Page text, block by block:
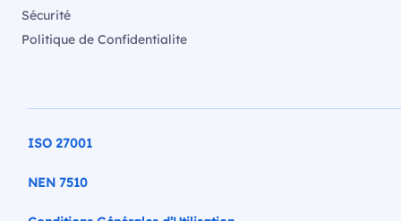
Sécurité
Politique de Confidentialite
ISO 27001
NEN 7510